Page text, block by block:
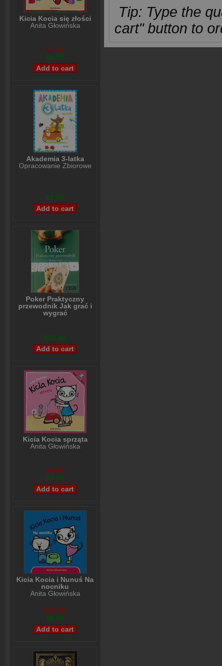
Kicia Kocia się złości
Anita Głowińska
$7,99
$5,99
Akademia 3-latka
Opracowanie Zbiorowe
$2,99
Poker Praktyczny
przewodnik Jak grać i
wygrać
$23,98
Kicia Kocia sprząta
Anita Głowińska
$7,99
$5,99
Kicia Kocia i Nunuś Na
nocniku
Anita Głowińska
$10,98
$8,99
Tip: Type the
cart" button to